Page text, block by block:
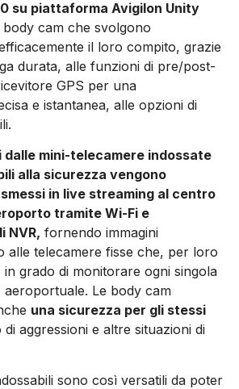
su piattaforma Avigilon Unity
body cam che svolgono
il loro compito, grazie
durata, alle funzioni di pre/post-
GPS per una
e istantanea, alle opzioni di
mini-telecamere indossate
alla sicurezza vengono
in live streaming al centro
tramite Wi-Fi e
NVR, fornendo immagini
alle telecamere fisse che, per loro
grado di monitorare ogni singola
aeroportuale. Le body cam
una sicurezza per gli stessi
di aggressioni e altre situazioni di
sono così versatili da poter